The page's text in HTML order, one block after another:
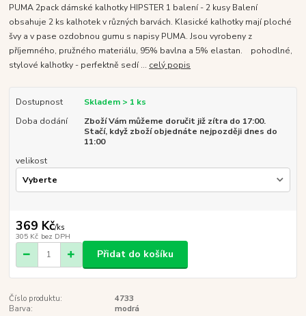
PUMA 2pack dámské kalhotky HIPSTER 1 balení - 2 kusy Balení
obsahuje 2 ks kalhotek v různých barvách. Klasické kalhotky mají ploché
švy a v pase ozdobnou gumu s napisy PUMA. Jsou vyrobeny z
příjemného, pružného materiálu, 95% bavlna a 5% elastan. pohodlné,
stylové kalhotky - perfektně sedí ... celý popis
Dostupnost
Skladem > 1 ks
Doba dodání
Zboží Vám můžeme doručit již zítra do 17:00.
Stačí, když zboží objednáte nejpozději dnes do
11:00
velikost
369 Kč/ks
305 Kč bez DPH
Přidat do košíku
Číslo produktu:
4733
Barva:
modrá